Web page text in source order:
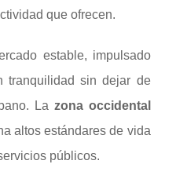
que ofrecen.
estable, impulsado
tranquilidad sin dejar de
La zona occidental
altos estándares de vida
públicos.